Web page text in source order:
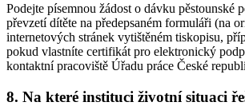
Podejte písemnou žádost o dávku pěstounské
převzetí dítěte na předepsaném formuláři (na
internetových stránek vytištěném tiskopisu,
pokud vlastníte certifikát pro elektronický
kontaktní pracoviště Úřadu práce České
8. Na které instituci životní situaci